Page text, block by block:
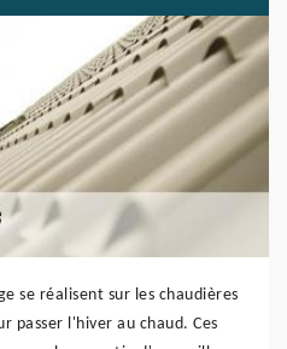
se réalisent sur les chaudières
passer l'hiver au chaud. Ces